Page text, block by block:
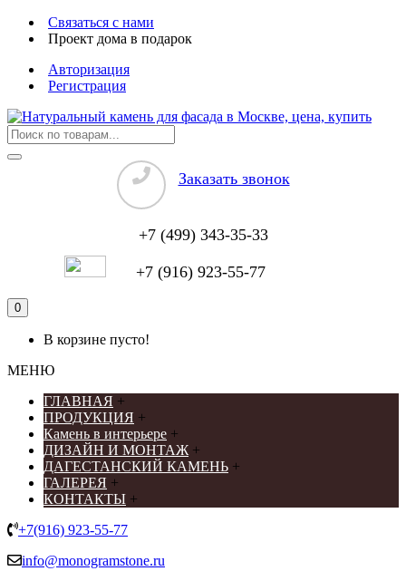
Связаться с нами
Проект дома в подарок
Авторизация
Регистрация
Заказать звонок
+7 (499) 343-35-33
+7 (916) 923-55-77
0
В корзине пусто!
МЕНЮ
ГЛАВНАЯ +
ПРОДУКЦИЯ +
Камень в интерьере +
ДИЗАЙН И МОНТАЖ +
ДАГЕСТАНСКИЙ КАМЕНЬ +
ГАЛЕРЕЯ +
КОНТАКТЫ +
+7(916) 923-55-77
info@monogramstone.ru